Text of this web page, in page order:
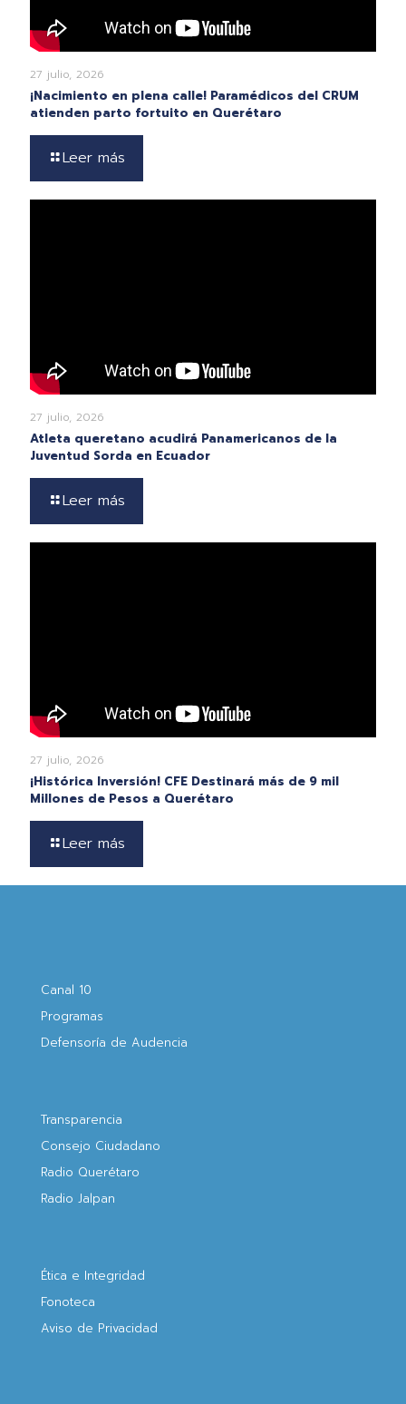
27 julio, 2026
¡Nacimiento en plena calle! Paramédicos del CRUM
atienden parto fortuito en Querétaro
Leer más
27 julio, 2026
Atleta queretano acudirá Panamericanos de la
Juventud Sorda en Ecuador
Leer más
27 julio, 2026
¡Histórica Inversión! CFE Destinará más de 9 mil
Millones de Pesos a Querétaro
Leer más
Canal 10
Programas
Defensoría de Audencia
Transparencia
Consejo Ciudadano
Radio Querétaro
Radio Jalpan
Ética e Integridad
Fonoteca
Aviso de Privacidad